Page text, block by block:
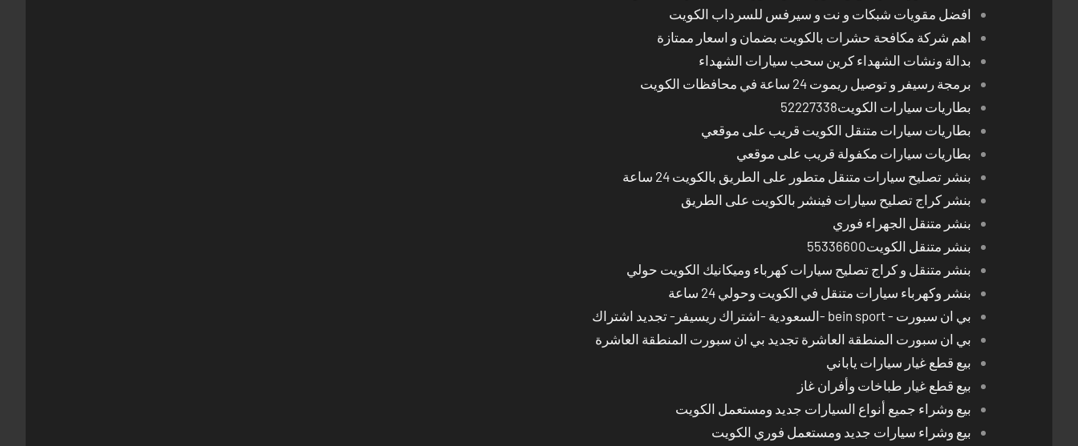
افضل مقويات شبكات و نت و سيرفس للسرداب الكويت
اهم شركة مكافحة حشرات بالكويت بضمان و اسعار ممتازة
بدالة ونشات الشهداء كرين سحب سيارات الشهداء
برمجة رسيفر و توصيل ريموت 24 ساعة في محافظات الكويت
بطاريات سيارات الكويت52227338
بطاريات سيارات متنقل الكويت قريب على موقعي
بطاريات سيارات مكفولة قريب على موقعي
بنشر تصليح سيارات متنقل متطور على الطريق بالكويت 24 ساعة
بنشر كراج تصليح سيارات فينشر بالكويت على الطريق
بنشر متنقل الجهراء فوري
بنشر متنقل الكويت55336600
بنشر متنقل و كراج تصليح سيارات كهرباء وميكانيك الكويت حولي
بنشر وكهرباء سيارات متنقل في الكويت وحولي 24 ساعة
بي ان سبورت - bein sport -السعودية -اشتراك ريسيفر- تجديد اشتراك
بي ان سبورت المنطقة العاشرة تجديد بي ان سبورت المنطقة العاشرة
بيع قطع غيار سيارات ياباني
بيع قطع غيار طباخات وأفران غاز
بيع وشراء جميع أنواع السيارات جديد ومستعمل الكويت
بيع وشراء سيارات جديد ومستعمل فوري الكويت